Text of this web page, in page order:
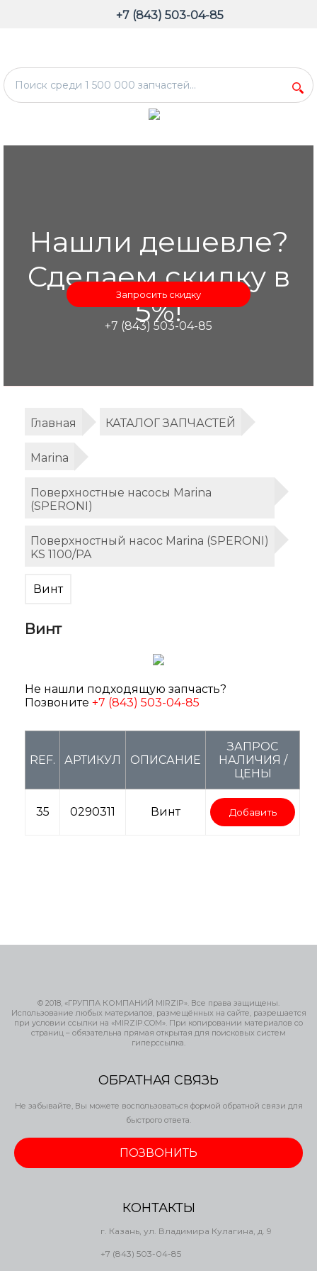
+7 (843) 503-04-85
Нашли дешевле?
Сделаем скидку в
5%!
Запросить скидку
+7 (843) 503-04-85
Главная КАТАЛОГ ЗАПЧАСТЕЙ
Marina
Поверхностные насосы Marina
(SPERONI)
Поверхностный насос Marina (SPERONI)
KS 1100/PA
Винт
Винт
Не нашли подходящую запчасть?
Позвоните +7 (843) 503-04-85
REF. АРТИКУЛ ОПИСАНИЕ
ЗАПРОС
НАЛИЧИЯ /
ЦЕНЫ
35 0290311 Винт Добавить
© 2018, «ГРУППА КОМПАНИЙ MIRZIP». Все права защищены.
Использование любых материалов, размещённых на сайте, разрешается
при условии ссылки на «MIRZIP.COM». При копировании материалов со
страниц – обязательна прямая открытая для поисковых систем
гиперссылка.
ОБРАТНАЯ СВЯЗЬ
Не забывайте, Вы можете воспользоваться формой обратной связи для
быстрого ответа.
ПОЗВОНИТЬ
КОНТАКТЫ
г. Казань, ул. Владимира Кулагина, д. 9
+7 (843) 503-04-85